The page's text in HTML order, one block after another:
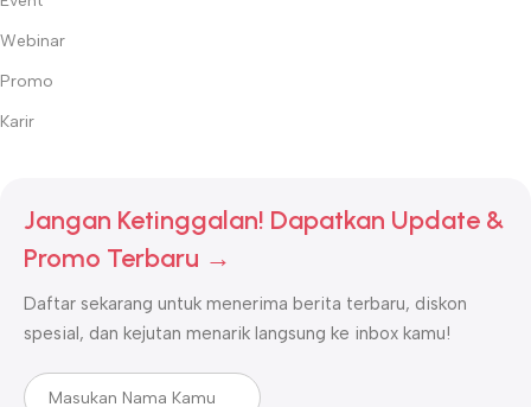
Webinar
Promo
Karir
Jangan Ketinggalan! Dapatkan Update &
Promo Terbaru →
Daftar sekarang untuk menerima berita terbaru, diskon
spesial, dan kejutan menarik langsung ke inbox kamu!